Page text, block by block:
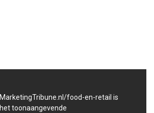
MarketingTribune.nl/food-en-retail is
het toonaangevende